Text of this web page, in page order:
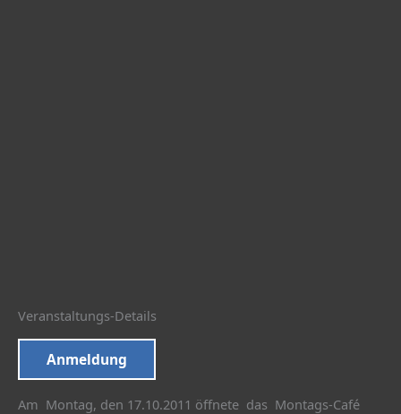
Veranstaltungs-Details
Anmeldung
Am Montag, den 17.10.2011 öffnete das Montags-Café